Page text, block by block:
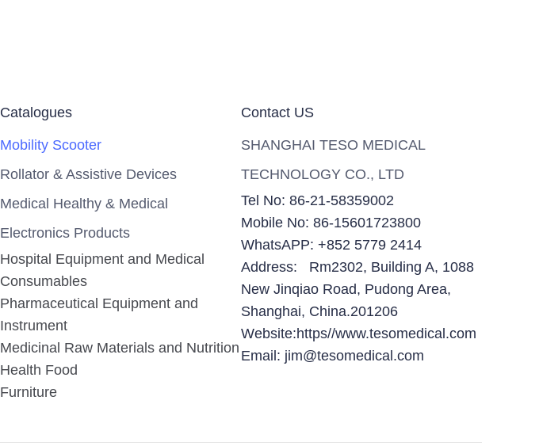
Catalogues
Mobility Scooter
Rollator & Assistive Devices
Medical Healthy & Medical
Electronics Products
Hospital Equipment and Medical
Consumables
Pharmaceutical Equipment and
Instrument
Medicinal Raw Materials and Nutrition
Health Food
Furniture
Contact US
SHANGHAI TESO MEDICAL
TECHNOLOGY CO., LTD
Tel No: 86-21-58359002
Mobile No: 86-15601723800
WhatsAPP: +852 5779 2414
Address: Rm2302, Building A, 1088
New Jinqiao Road, Pudong Area,
Shanghai, China.201206
Website:https//www.tesomedical.com
Email: jim@tesomedical.com